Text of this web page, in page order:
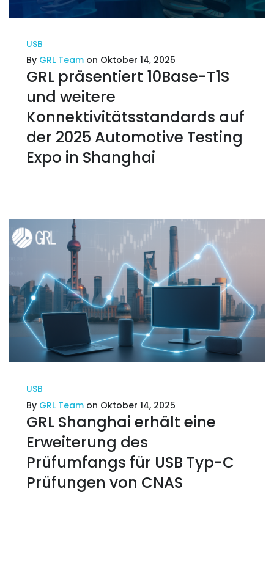
USB
By GRL Team on Oktober 14, 2025
GRL präsentiert 10Base-T1S
und weitere
Konnektivitätsstandards auf
der 2025 Automotive Testing
Expo in Shanghai
USB
By GRL Team on Oktober 14, 2025
GRL Shanghai erhält eine
Erweiterung des
Prüfumfangs für USB Typ-C
Prüfungen von CNAS